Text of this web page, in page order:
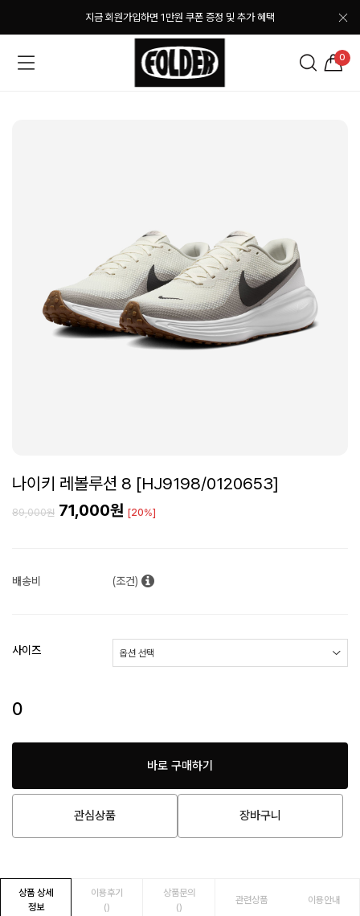
지금 회원가입하면 1만원 쿠폰 증정 및 추가 혜택
0
나이키 레볼루션 8 [HJ9198/0120653]
89,000원 71,000원 [20%]
배송비 (조건)
사이즈
0
바로 구매하기
관심상품 장바구니
상품 상세
정보
이용후기
()
상품문의
()
관련상품 이용안내